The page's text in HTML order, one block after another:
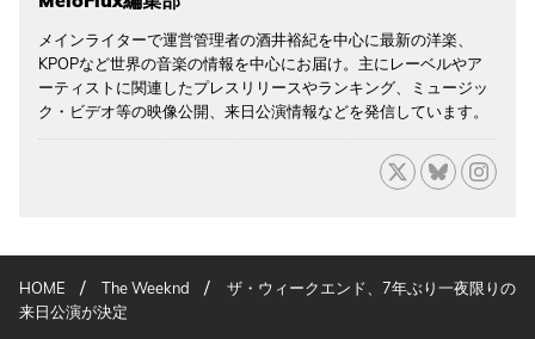
メインライターで運営管理者の酒井裕紀を中心に最新の洋楽、
KPOPなど世界の音楽の情報を中心にお届け。主にレーベルやア
ーティストに関連したプレスリリースやランキング、ミュージッ
ク・ビデオ等の映像公開、来日公演情報などを発信しています。
HOME / The Weeknd /
ザ・ウィークエンド、7年ぶり一夜限りの
来日公演が決定